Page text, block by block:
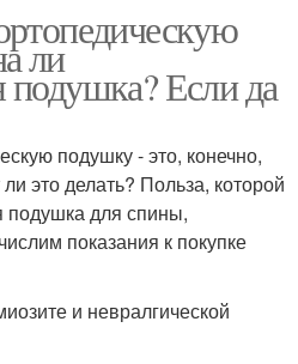
ли
подушка? Если да
подушку - это, конечно,
это делать? Польза, которой
подушка для спины,
показания к покупке
и невралгической